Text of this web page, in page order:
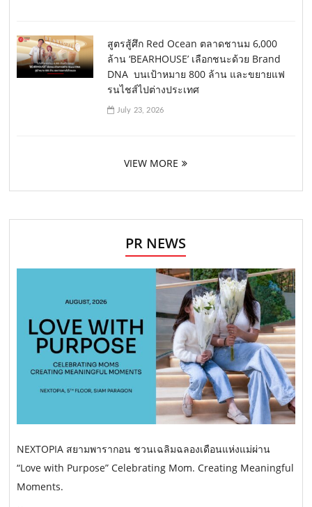
สูตรสู้ศึก Red Ocean ตลาดชานม 6,000
ล้าน ‘BEARHOUSE’ เลือกชนะด้วย Brand
DNA บนเป้าหมาย 800 ล้าน และขยายแฟ
รนไชส์ไปต่างประเทศ
July 23, 2026
VIEW MORE
PR NEWS
NEXTOPIA สยามพารากอน ชวนเฉลิมฉลองเดือนแห่งแม่ผ่าน
“Love with Purpose” Celebrating Mom. Creating Meaningful
Moments.